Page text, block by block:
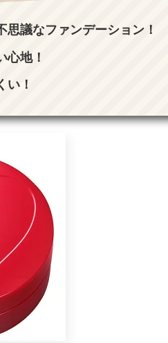
思議なファンデーション！
心地！
い！